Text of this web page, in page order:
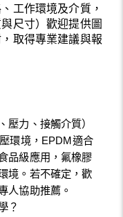
工作環境及介質，
尺寸）歡迎提供圖
取得專業建議與報
壓力、接觸介質）
環境，EPDM適合
品級應用，氟橡膠
境。若不確定，歡
人協助推薦。
？